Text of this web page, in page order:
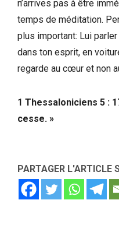
n’arrives pas à être
temps de méditation.
plus important: Lui
dans ton esprit, en
regarde au cœur et non
1 Thessaloniciens 5 :
cesse. »
PARTAGER L'ARTICLE